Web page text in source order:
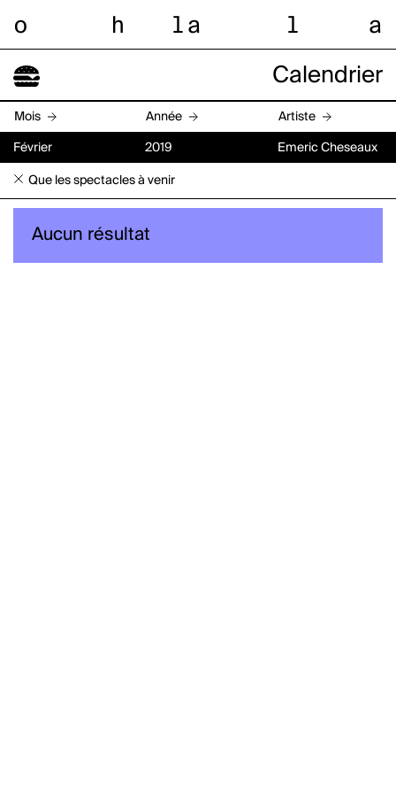
o h l a l a
Calendrier
Mois Année Artiste
Février 2019 Emeric Cheseaux
Que les spectacles à venir
Aucun résultat